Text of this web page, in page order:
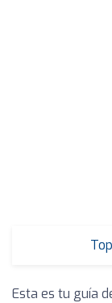
Esta es tu guía